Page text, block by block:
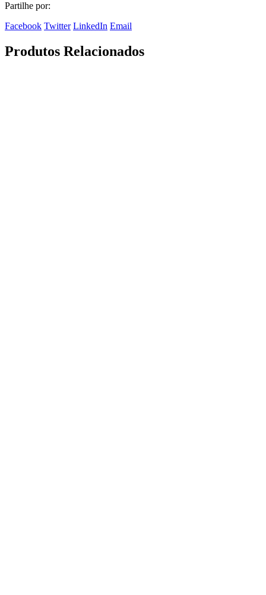
Partilhe por:
Facebook Twitter LinkedIn Email
Produtos Relacionados